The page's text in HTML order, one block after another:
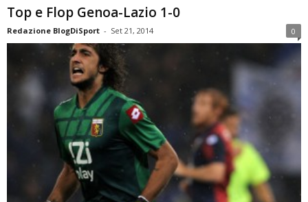
Top e Flop Genoa-Lazio 1-0
Redazione BlogDiSport - Set 21, 2014 0